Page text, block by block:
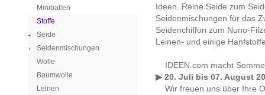
Miniballen
Stoffe
Seide
Seidenmischungen
Wolle
Baumwolle
Leinen
Ideen. Reine Seide zum
Seidenmischungen für das
Seidenchiffon zum Nuno-
Leinen- und einige
IDEEN.com macht
▶ 20. Juli bis 07. August
Wir freuen uns über Ihre